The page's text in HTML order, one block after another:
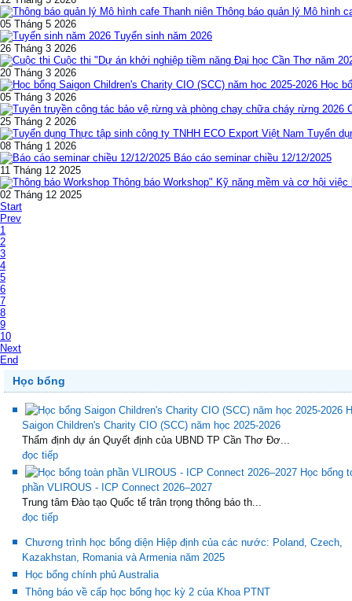
Thông báo quản lý Mô hình
05 Tháng 5 2026
Tuyển sinh năm 2026
26 Tháng 3 2026
Cuộc thi "Dự án khởi nghiệp tiềm năng Đại học Cần Thơ năm
20 Tháng 3 2026
Học
05 Tháng 3 2026
25 Tháng 2 2026
Tuyển
08 Tháng 1 2026
Báo cáo seminar chiều 12/12/2025
11 Tháng 12 2025
Thông báo Workshop" Kỹ năng mềm và cơ hội việc
02 Tháng 12 2025
Start
Prev
1
2
3
4
5
6
7
8
9
10
Next
End
Học bổng
Saigon Children's Charity CIO (SCC) năm học 2025-2026
Thẩm định dự án Quyết định của UBND TP Cần Thơ Đơ...
đọc tiếp
Học bổng
phần VLIROUS - ICP Connect 2026–2027
Trung tâm Đào tạo Quốc tế trân trọng thông báo th...
đọc tiếp
Chương trình học bổng diện Hiệp định của các nước: Poland, Czech,
Kazakhstan, Romania và Armenia năm 2025
Học bổng chính phủ Australia
Thông báo về cấp học bổng học kỳ 2 của Khoa PTNT